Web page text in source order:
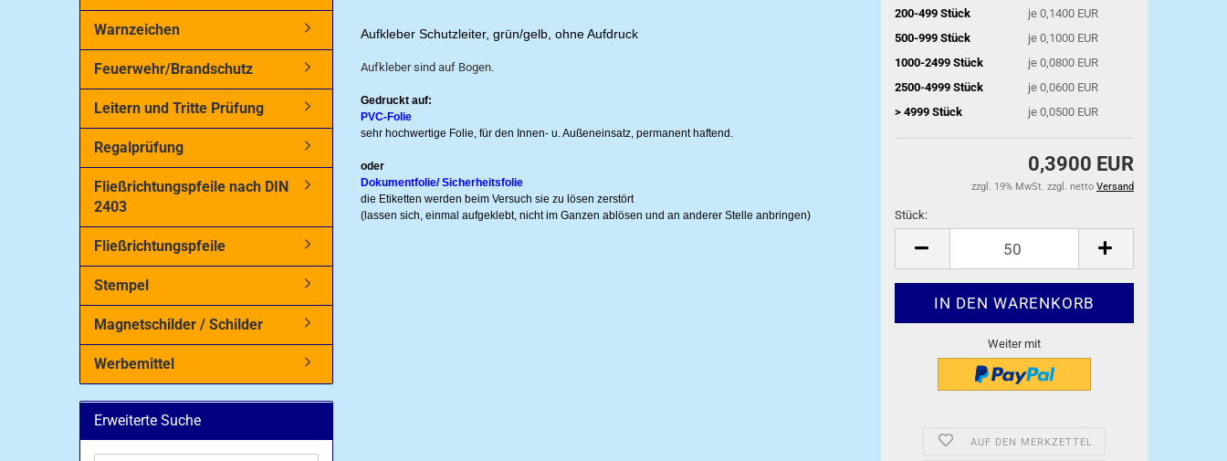
200-499 Stück
je 0,1400 EUR
500-999 Stück
je 0,1000 EUR
1000-2499 Stück
je 0,0800 EUR
2500-4999 Stück
je 0,0600 EUR
> 4999 Stück
je 0,0500 EUR
0,3900 EUR
zzgl. 19% MwSt. zzgl. netto Versand
Stück:
Stück
Weiter mit
AUF DEN MERKZETTEL
Aufkleber Schutzleiter, grün/gelb, ohne Aufdruck
Aufkleber sind auf Bogen.
Gedruckt auf:
PVC-Folie
sehr hochwertige Folie, für den Innen- u. Außeneinsatz, permanent haftend.
oder
Dokumentfolie/ Sicherheitsfolie
die Etiketten werden beim Versuch sie zu lösen zerstört
(lassen sich, einmal aufgeklebt, nicht im Ganzen ablösen und an anderer Stelle anbringen)
Warnzeichen
Feuerwehr/Brandschutz
Leitern und Tritte Prüfung
Regalprüfung
Fließrichtungspfeile nach DIN
2403
Fließrichtungspfeile
Stempel
Magnetschilder / Schilder
Werbemittel
Erweiterte Suche